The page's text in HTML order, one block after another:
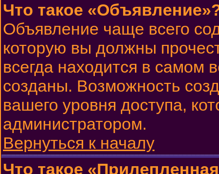
Что такое
Объявление чаще всего
которую вы должны
всегда находится в самом
созданы. Возможность
вашего уровня доступа,
администратором.
Вернуться к началу
Что такое